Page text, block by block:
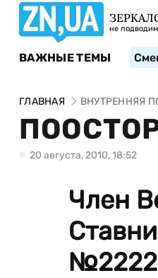
не
ВАЖНЫЕ ТЕМЫ
ГЛАВНАЯ ВНУТРЕННЯЯ
20 августа, 2010, 18:52
Член
№2222